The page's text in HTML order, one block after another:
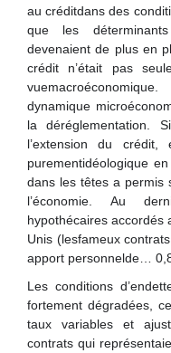
au créditdans des
que les
devenaient de plus en
crédit n’était pas
dynamique
la déréglementation.
l’extension du
purementidéologique
dans les têtes a permis
l’économie. Au
hypothécaires accordés
Unis (lesfameux
apport personnelde…
Les conditions
fortement dégradées,
taux variables et
contrats qui